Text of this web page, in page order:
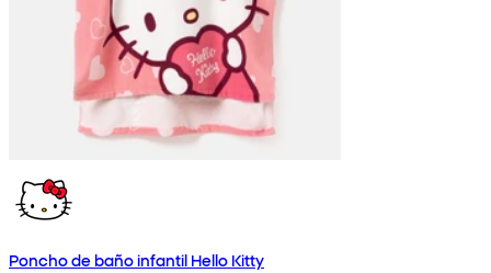
Poncho de baño infantil Hello Kitty